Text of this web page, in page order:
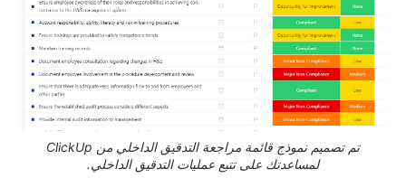
تم تصميم نموذج قائمة مراجعة التدقيق الداخلي من ClickUp
لمساعدتك على تتبع عمليات التدقيق الداخلي.